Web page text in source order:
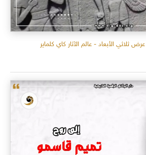
ثلاثي الأبعاد - عالم الآثار كاي كلماير